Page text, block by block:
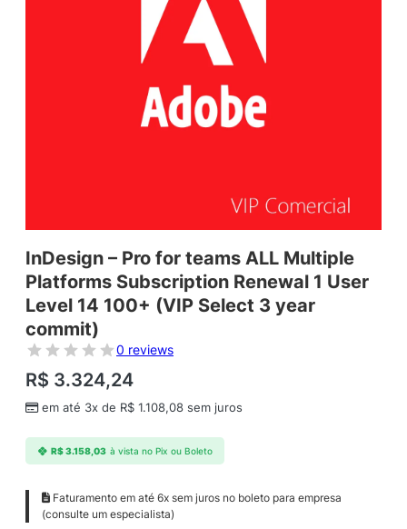
InDesign – Pro for teams ALL Multiple
Platforms Subscription Renewal 1 User
Level 14 100+ (VIP Select 3 year
commit)
0 reviews
R$ 3.324,24
em até 3x de R$ 1.108,08 sem juros
R$3.158,03 à vista no Pix ou Boleto
Faturamento em até 6x sem juros no boleto para empresa
(consulte um especialista)